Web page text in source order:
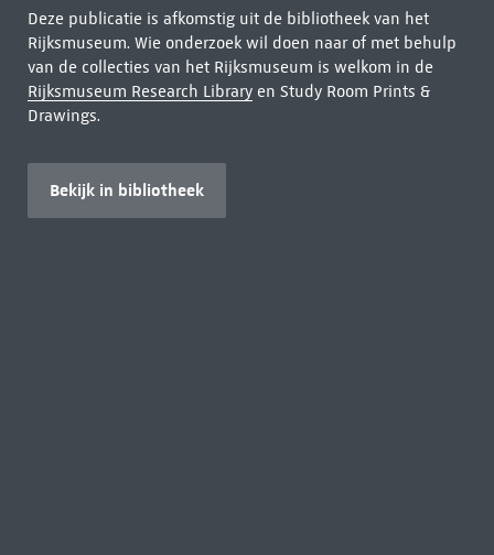
Deze publicatie is afkomstig uit de bibliotheek van het
Rijksmuseum. Wie onderzoek wil doen naar of met behulp
van de collecties van het Rijksmuseum is welkom in de
Rijksmuseum Research Libraryen Study Room Prints &
Drawings.
Bekijk in bibliotheek